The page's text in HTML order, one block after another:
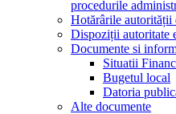
procedurile
Hotărârile autorității
Dispoziții autoritate
Documente si
Situatii
Bugetul local
Datoria
Alte documente